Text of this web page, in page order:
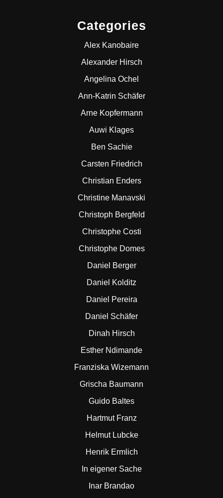
Categories
Alex Kanobaire
Alexander Hirsch
Angelina Ochel
Ann-Katrin Schäfer
Arne Kopfermann
Auwi Klages
Ben Sachie
Carsten Friedrich
Christian Enders
Christine Manavski
Christoph Bergfeld
Christophe Costi
Christophe Domes
Daniel Berger
Daniel Kolditz
Daniel Pereira
Daniel Schäfer
Dinah Hirsch
Esther Ndimande
Franziska Wizemann
Grischa Baumann
Guido Baltes
Hartmut Franz
Helmut Lubcke
Henrik Ermlich
In eigener Sache
Inar Brandao